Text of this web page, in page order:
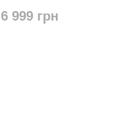
6 999 грн